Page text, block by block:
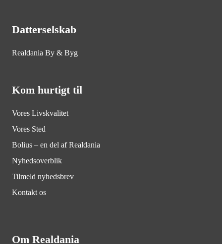
Datterselskab
Realdania By & Byg
Kom hurtigt til
Vores Livskvalitet
Vores Sted
Bolius – en del af Realdania
Nyhedsoverblik
Tilmeld nyhedsbrev
Kontakt os
Om Realdania